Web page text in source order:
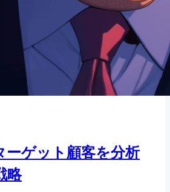
ーゲット顧客を分析
略